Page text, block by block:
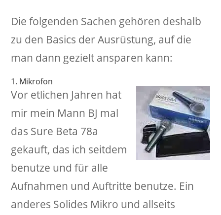
Die folgenden Sachen gehören deshalb
zu den Basics der Ausrüstung, auf die
man dann gezielt ansparen kann:
1. Mikrofon
Vor etlichen Jahren hat
mir mein Mann BJ mal
das Sure Beta 78a
gekauft, das ich seitdem
benutze und für alle
Aufnahmen und Auftritte benutze. Ein
anderes Solides Mikro und allseits